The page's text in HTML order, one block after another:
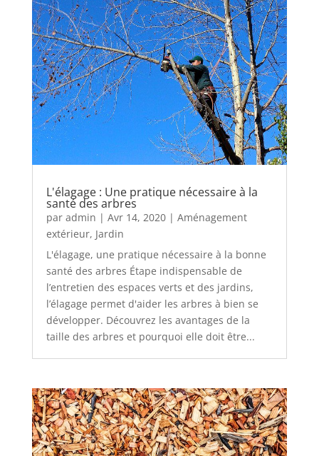
L'élagage : Une pratique nécessaire à la
santé des arbres
par admin | Avr 14, 2020| Aménagement
extérieur, Jardin
L'élagage, une pratique nécessaire à la bonne
santé des arbres Étape indispensable de
l’entretien des espaces verts et des jardins,
l’élagage permet d'aider les arbres à bien se
développer. Découvrez les avantages de la
taille des arbres et pourquoi elle doit être...